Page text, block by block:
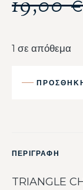
19,00
1 σε απόθεμα
ΠΕΡΙΓΡΑΦΗ
TRIANGLE